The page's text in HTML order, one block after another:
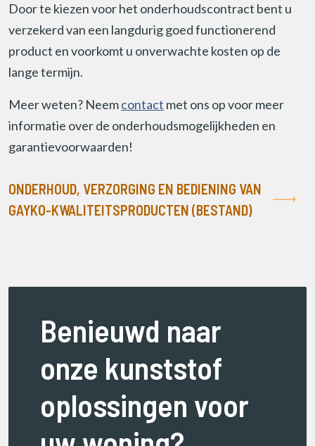
Door te kiezen voor het onderhoudscontract bent u
verzekerd van een langdurig goed functionerend
product en voorkomt u onverwachte kosten op de
lange termijn.
Meer weten? Neemcontact met ons op voor meer
informatie over de onderhoudsmogelijkheden en
garantievoorwaarden!
ONDERHOUD, VERZORGING EN BEDIENING VAN
GAYKO-KWALITEITSPRODUCTEN (BESTAND)
Benieuwd naar
onze kunststof
oplossingen voor